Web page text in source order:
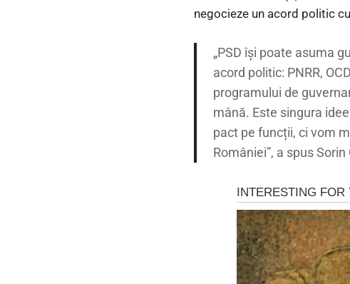
negocieze un acord politic
„PSD își poate asuma
acord politic: PNRR,
programului de
mână. Este singura
pact pe funcții, ci vom
României”, a spus Sorin